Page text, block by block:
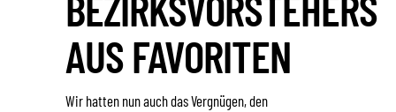
AUS FAVORITEN
Wir hatten nun auch das Vergnügen, den